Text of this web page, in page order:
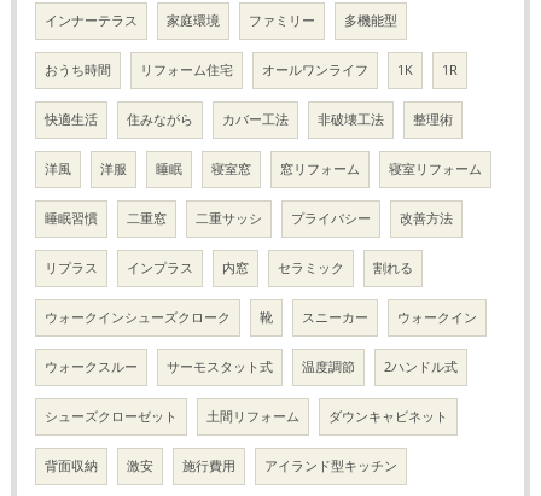
インナーテラス 家庭環境 ファミリー 多機能型
おうち時間 リフォーム住宅 オールワンライフ 1K 1R
快適生活 住みながら カバー工法 非破壊工法 整理術
洋風 洋服 睡眠 寝室窓 窓リフォーム 寝室リフォーム
睡眠習慣 二重窓 二重サッシ プライバシー 改善方法
リプラス インプラス 内窓 セラミック 割れる
ウォークインシューズクローク 靴 スニーカー ウォークイン
ウォークスルー サーモスタット式 温度調節 2ハンドル式
シューズクローゼット 土間リフォーム ダウンキャビネット
背面収納 激安 施行費用 アイランド型キッチン